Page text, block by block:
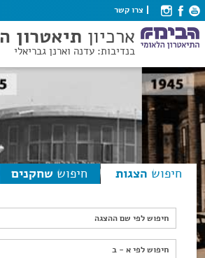
צרו קשר
ארכיון תיאטרון
בנדיבות: עדנה וארנן גבריאלי
חיפוש הצגות חיפוש שחקנים
חיפוש לפי שם ההצגה
חיפוש לפי א - ב
חיפוש לפי א - ב